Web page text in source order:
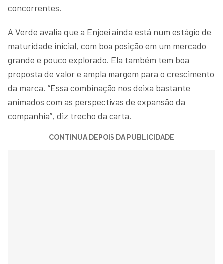
concorrentes.
A Verde avalia que a Enjoei ainda está num estágio de
maturidade inicial, com boa posição em um mercado
grande e pouco explorado. Ela também tem boa
proposta de valor e ampla margem para o crescimento
da marca. “Essa combinação nos deixa bastante
animados com as perspectivas de expansão da
companhia”, diz trecho da carta.
CONTINUA DEPOIS DA PUBLICIDADE